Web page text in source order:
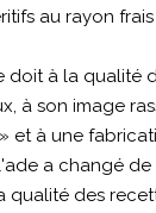
au rayon frais
doit à la qualité
à son image
et à une
a changé
qualité des